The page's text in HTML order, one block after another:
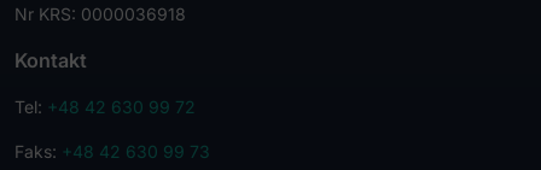
Nr KRS: 0000036918
Kontakt
Tel: +48 42 630 99 72
Faks: +48 42 630 99 73